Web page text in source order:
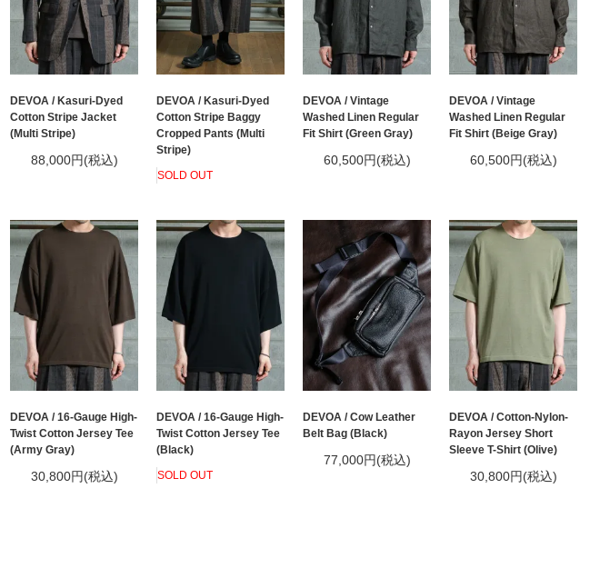
DEVOA / Kasuri-Dyed
Cotton Stripe Jacket
(Multi Stripe)
88,000円(税込)
DEVOA / Kasuri-Dyed
Cotton Stripe Baggy
Cropped Pants (Multi
Stripe)
SOLD OUT
DEVOA / Vintage
Washed Linen Regular
Fit Shirt (Green Gray)
60,500円(税込)
DEVOA / Vintage
Washed Linen Regular
Fit Shirt (Beige Gray)
60,500円(税込)
DEVOA / 16-Gauge High-
Twist Cotton Jersey Tee
(Army Gray)
30,800円(税込)
DEVOA / 16-Gauge High-
Twist Cotton Jersey Tee
(Black)
SOLD OUT
DEVOA / Cow Leather
Belt Bag (Black)
77,000円(税込)
DEVOA / Cotton-Nylon-
Rayon Jersey Short
Sleeve T-Shirt (Olive)
30,800円(税込)